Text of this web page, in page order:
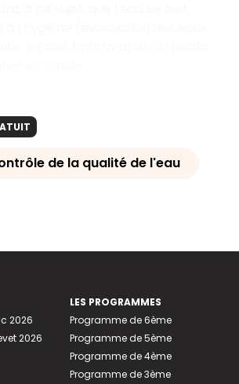
de la qualité de l'eau
2026
2026
LES PROGRAMMES
Programme de 6ème
Programme de 5ème
Programme de 4ème
Programme de 3ème